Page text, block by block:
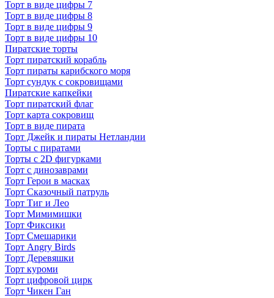
Торт в виде цифры 7
Торт в виде цифры 8
Торт в виде цифры 9
Торт в виде цифры 10
Пиратские торты
Торт пиратский корабль
Торт пираты карибского моря
Торт сундук с сокровищами
Пиратские капкейки
Торт пиратский флаг
Торт карта сокровищ
Торт в виде пирата
Торт Джейк и пираты Нетландии
Торты с пиратами
Торты с 2D фигурками
Торт с динозаврами
Торт Герои в масках
Торт Сказочный патруль
Торт Тиг и Лео
Торт Мимимишки
Торт Фиксики
Торт Смешарики
Торт Angry Birds
Торт Деревяшки
Торт куроми
Торт цифровой цирк
Торт Чикен Ган